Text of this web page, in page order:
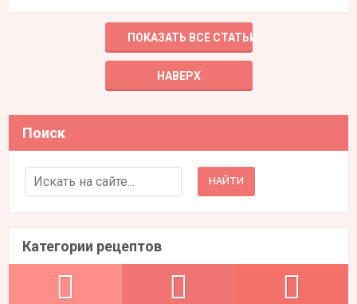
ПОКАЗАТЬ ВСЕ СТАТЬИ
НАВЕРХ
Поиск
Search for:
Категории рецептов